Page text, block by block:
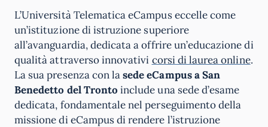
L’Università Telematica eCampus eccelle come
un’istituzione di istruzione superiore
all’avanguardia, dedicata a offrire un’educazione di
qualità attraverso innovativi corsi di laurea online.
La sua presenza con lasede eCampus a San
Benedetto del Tronto include una sede d’esame
dedicata, fondamentale nel perseguimento della
missione di eCampus di rendere l’istruzione